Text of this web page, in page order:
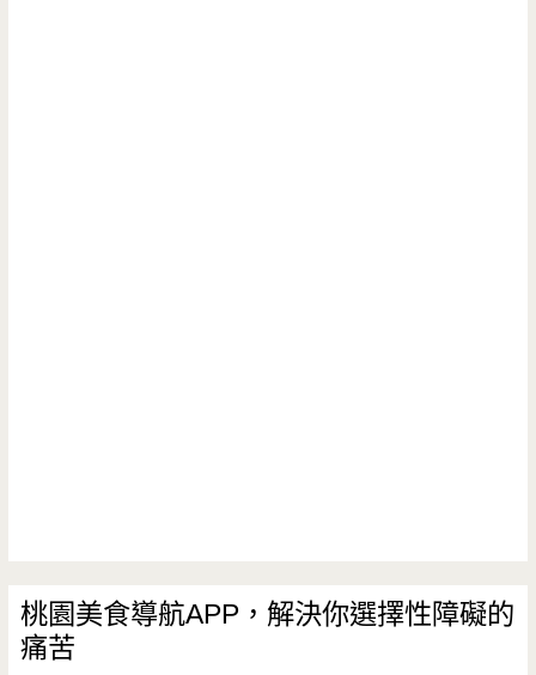
桃園美食導航APP，解決你選擇性障礙的
痛苦